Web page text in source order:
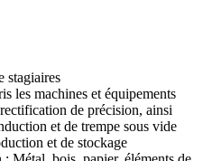
stagiaires
les machines et équipements
de précision, ainsi
et de trempe sous vide
et de stockage